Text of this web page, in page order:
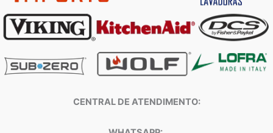
CENTRAL DE ATENDIMENTO: